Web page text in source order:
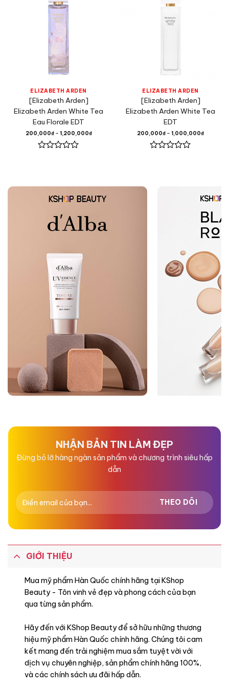
ELIZABETH ARDEN
[Elizabeth Arden]
Elizabeth Arden White Tea
Eau Florale EDT
200,000₫– 1,200,000₫
sao
ELIZABETH ARDEN
[Elizabeth Arden]
Elizabeth Arden White Tea
EDT
200,000₫ – 1,000,000₫
NHẬN BẢN TIN LÀM ĐẸP
Đừng bỏ lỡ hàng ngàn sản phẩm và chương trình siêu hấp
dẫn
GIỚI THIỆU
Mua mỹ phẩm Hàn Quốc chính hãng tại KShop
Beauty - Tôn vinh vẻ đẹp và phong cách của bạn
qua từng sản phẩm.
Hãy đến với KShop Beauty để sở hữu những thương
hiệu mỹ phẩm Hàn Quốc chính hãng. Chúng tôi cam
kết mang đến trải nghiệm mua sắm tuyệt vời với
dịch vụ chuyên nghiệp, sản phẩm chính hãng 100%,
và các chính sách ưu đãi hấp dẫn.